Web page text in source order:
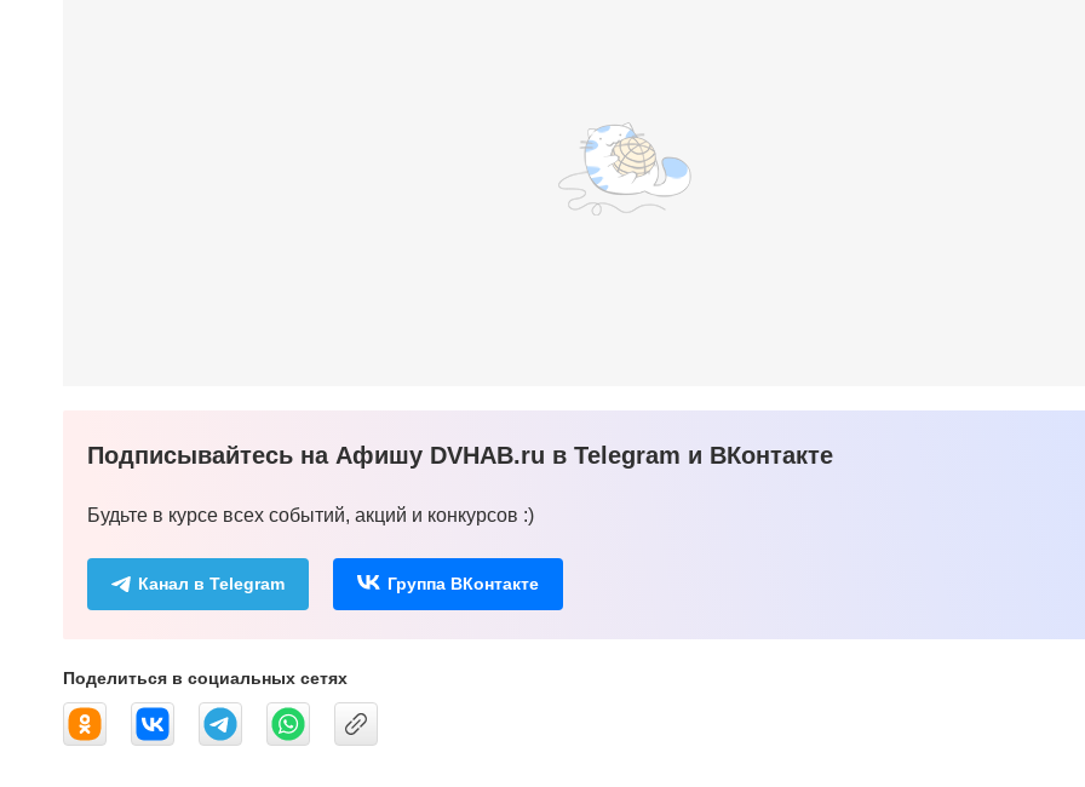
Подписывайтесь на Афишу DVHAB.ru в Telegram и ВКонтакте
Будьте в курсе всех событий, акций и конкурсов :)
Канал в Telegram Группа ВКонтакте
Поделиться в социальных сетях